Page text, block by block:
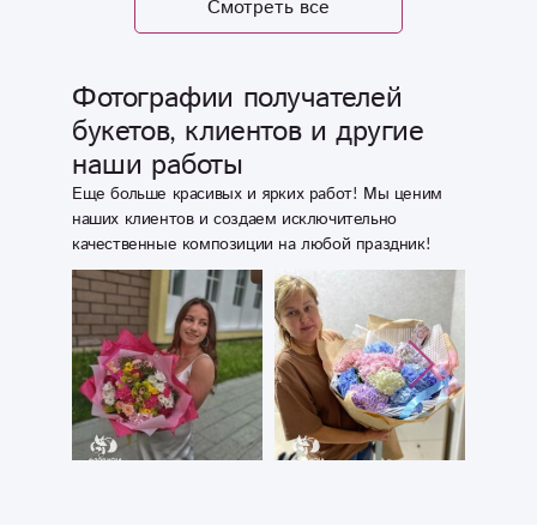
процветания и
клиентов!
Смотреть все
Фотографии получателей
букетов, клиентов и другие
наши работы
Еще больше красивых и ярких работ! Мы ценим
наших клиентов и создаем исключительно
качественные композиции на любой праздник!